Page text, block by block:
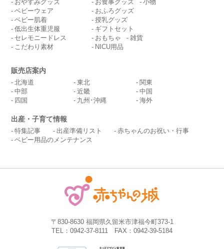
おやすみグッズ
ベビーウェア
ベビー肌着
低出生体重児服
セレモニードレス
こだわり素材
お食事グッズ
小物
おふろグッズ
授乳グッズ
ギフトセット
おもちゃ
雑貨
NICU用品
販売店案内
北海道 東北
関東
中部
近畿
中国
四国
九州･沖縄 海外
出産・子育て情報
特集記事 出産準備リスト
赤ちゃんのお祝い・行事
ベビー用品のメンテナンス
〒830-8630 福岡県久留米市津福今町373-1
TEL：0942-37-8111 FAX：0942-39-5184